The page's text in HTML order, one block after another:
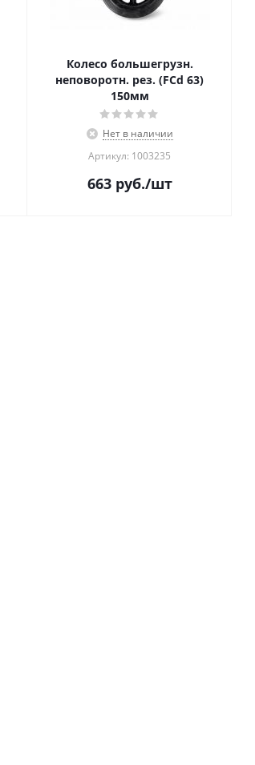
Колесо большегрузн.
неповоротн. рез. (FCd 63)
150мм
Нет в наличии
Артикул: 1003235
663руб./шт